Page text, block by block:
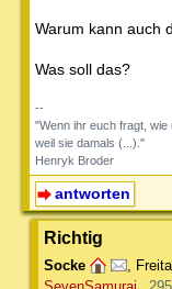
Warum kann auch
Was soll das?
--
"Wenn ihr euch fragt,
weil sie damals (...)."
Henryk Broder
antworten
Richtig
Socke ,